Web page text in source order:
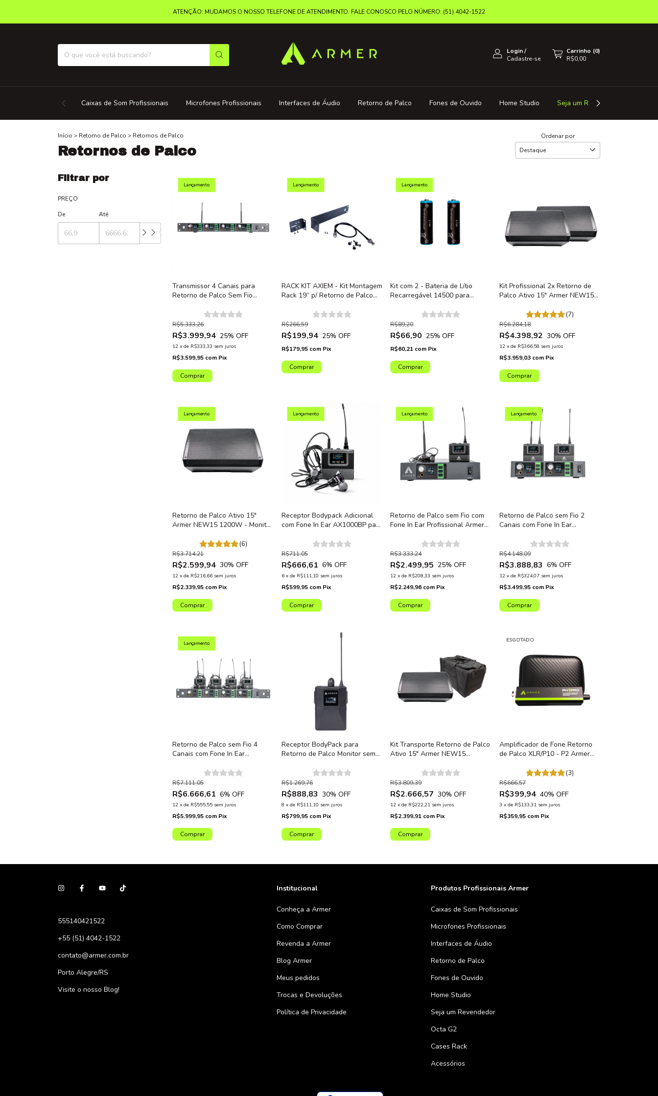
ATENÇÃO: MUDAMOS O NOSSO TELEFONE DE ATENDIMENTO. FALE CONOSCO PELO NÚMERO: (51) 4042-1522
Login/
Cadastre-se
Carrinho (0)
R$0,00
Caixas de Som Profissionais Microfones Profissionais Interfaces de Áudio Retorno de Palco Fones de Ouvido Home Studio Seja um Revendedor
Início > Retorno de Palco > Retornos de Palco
Retornos de Palco
Ordenar por
Filtrar por
PREÇO
De
Até
Lançamento
Transmissor 4 Canais para
Retorno de Palco Sem Fio
TX Padrão Rack 19"
R$3.999,94
R$5.333,26
25% OFF
12 xde R$333,33 sem juros
R$3.599,95 com Pix
Lançamento
RACK KIT AXIEM - Kit Montagem
Rack 19” p/ Retorno de Palco
AX1000IEM
R$199,94
R$266,59
25% OFF
R$179,95 com Pix
Lançamento
Kit com 2 - Bateria de Lítio
Recarregável 14500 para
Armer AX1000BP
R$66,90
R$89,20
25% OFF
R$60,21 com Pix
Kit Profissional 2x Retorno de
Palco Ativo 15" Armer NEW15
Bluetooth Bivolt
(7)
R$4.398,92
R$6.284,18
30% OFF
12 x de R$366,58 sem juros
R$3.959,03 com Pix
Lançamento
Retorno de Palco Ativo 15"
Armer NEW15 1200W - Monitor
(6)
R$2.599,94
R$3.714,21
30% OFF
12 xde R$216,66 sem juros
R$2.339,95 com Pix
Lançamento
Receptor Bodypack Adicional
com Fone In Ear AX1000BP para
AX1000IEM
R$666,61
R$711,05
6% OFF
6 x de R$111,10 sem juros
R$599,95 com Pix
Lançamento
Retorno de Palco sem Fio com
Fone In Ear Profissional Armer
R$2.499,95
R$3.333,24
25% OFF
12 xde R$208,33 sem juros
R$2.249,96 com Pix
Lançamento
Retorno de Palco sem Fio 2
Canais com Fone In Ear
R$3.888,83
R$4.148,09
6% OFF
12 x de R$324,07 sem juros
R$3.499,95 com Pix
Lançamento
Retorno de Palco sem Fio 4
Canais com Fone In Ear
R$6.666,61
R$7.111,05
6% OFF
12 xde R$555,55 sem juros
R$5.999,95 com Pix
Receptor BodyPack para
Retorno de Palco Monitor sem
R$888,83
R$1.269,76
30% OFF
8 x de R$111,10 sem juros
R$799,95 com Pix
Kit Transporte Retorno de Palco
Ativo 15" Armer NEW15
Bluetooth Bivolt + Bag Capa
R$2.666,57
R$3.809,39
30% OFF
12 xde R$222,21 sem juros
R$2.399,91 com Pix
ESGOTADO
Amplificador de Fone Retorno
de Palco XLR/P10 - P2 Armer
Recarregável
(3)
R$399,94
R$666,57
40% OFF
3 x de R$133,31 sem juros
R$359,95 com Pix
555140421522
+55 (51) 4042-1522
contato@armer.com.br
Porto Alegre/RS
Visite o nosso Blog!
Institucional
Conheça a Armer
Como Comprar
Revenda a Armer
Blog Armer
Meus pedidos
Trocas e Devoluções
Política de Privacidade
Produtos Profissionais Armer
Caixas de Som Profissionais
Microfones Profissionais
Interfaces de Áudio
Retorno de Palco
Fones de Ouvido
Home Studio
Seja um Revendedor
Octa G2
Cases Rack
Acessórios